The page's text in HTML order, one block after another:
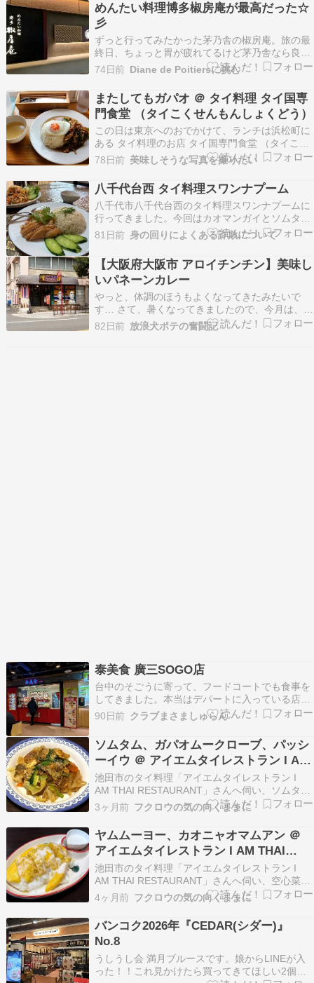
ッポンカリー กุ้งผัดผ…
めんたい料理博多椒房庵が最高だった☆
彡
ずっと行ってみたかった茅乃舎の椒房庵。旅の最
終日、ちょっと胃が疲れてるけど茅乃舎なら良い
はず。お酒がずらり。お釜が並んでる～。なんか
こういうの見るとおのずと期待は膨らむ。わ～
♪♪♪めん鯛まぶし～～♪大...
74日前 Diane de Poitiersに挑む
またしてもガパオ ＠ タイ料理 タイ国専
門食堂 （タイこくせんもんしょくどう）
この日は東京へのおでかけて、ランチは浜松町に
ある タイ料理のお店 タイ国専門食堂 （タイこく
せんもんしょくどう）へ 前回の訪問記事がこち
ら。遅めのランチで ＠ タイ料理 タイ国専門食堂
（タイこくせんもんしょくどう） この日はまたま
た浜松町方面に出かけてのランチです。ひさしぶ
り…
78日前 美味しそうな写真を撮りたい
八千代台西 タイ料理スワンナプーム
八千代市八千代台西のタイ料理スワンナプームに
行ってきました。今回はカオマンガイとソムタム
を食べました。いつも堅苦しい話題ですから、た
まにはこのようなお話もいかがでしょうか…
81日前 身の回りによくある詐欺について
【大阪府大阪市 アロイチンチン】美味し
いパネーンカレー
やっと、体調のほうもよくなってきたみたいで
す… さて、暑くなってきましたので、今月は、大
阪市内でエスニック料理を食べていこうかな？ 企
画第二弾として、行ってきたのは、福島にあるタ
82日前 放浪犬ポテの奮闘記
泰美食 廣三SOGO店
台中のそごうに寄って、フードコートでも食事を
してきました。本当はデパートに入っている店な
ら小籠包か何かおいしいものにありつけるのでは
と期待していたのですが、なかなか入りやすい店
が見つからず… というわけで一番食事がしやすそ
うだったこちらのお店へ。台湾でチャーハンも食
べておこうと…
90日前 クラブまさましゅらん
ソムタム、ガパオムークローブ、パッシ
ーイウ ＠ アイエムタイレストラン I AM
THAI RESTAURANT（池田）
池田市のタイ料理「アイエムタイレストラン I
AM THAI RESTAURANT」さんへ伺い、ソムタム
ส้มตำ、ガパオムークローブ ข้าวกะเพราหมู
กรอบ、太米麺が使われたパッシーイウ ผัดซีอิ๊ว を
頂きました。 →お店で頂ける料理の数々は「アイ
エムタイ…
3ヶ月前 フクロウの気の向くままに
ヤムムーヨー、カオニャオマムアン ＠
アイエムタイレストラン I AM THAI
RESTAURANT（池田市）
池田市のタイ料理「アイエムタイレストラン I
AM THAI RESTAURANT」さんへ伺い、空心菜炒
め ผักบุ้งไฟแดง パックブンファイデーン、豚肉ソ
ーセージのサラダ ยําหมูยอ ヤムムーヨー、 イン
スタント麺を使った มาม่าต้มยำ ママトムヤムシ
ュリ…
4ヶ月前 フクロウの気の向くままに
バンコク2026年『CEDAR(シダー)』
No.8
うしうし会 満月ブルースです。娘からLINEが入
った！！これ見かけたら買ってきてほしい2個っ